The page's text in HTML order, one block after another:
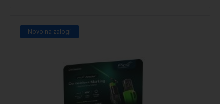
Novo na zalogi